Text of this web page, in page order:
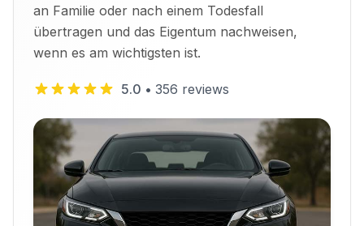
an Familie oder nach einem Todesfall
übertragen und das Eigentum nachweisen,
wenn es am wichtigsten ist.
5.0 • 356 reviews